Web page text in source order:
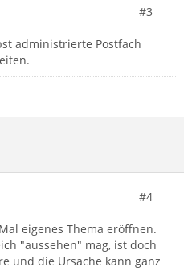
#3
administrierte Postfach
#4
eigenes Thema eröffnen.
"aussehen" mag, ist doch
und die Ursache kann ganz